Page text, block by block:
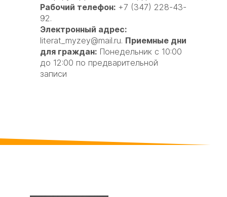
Рабочий телефон: +7 (347) 228-43-
92.
Электронный адрес:
literat_myzey@mail.ru. Приемные дни
для граждан: Понедельник с 10:00
до 12:00 по предварительной
записи